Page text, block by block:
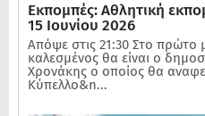
Εκπομπές: Αθλητική
15 Ιουνίου 2026
Απόψε στις 21:30 Στο πρώτο
καλεσμένος θα είναι ο
Χρονάκης ο οποίος θα
Κύπελλο&n...